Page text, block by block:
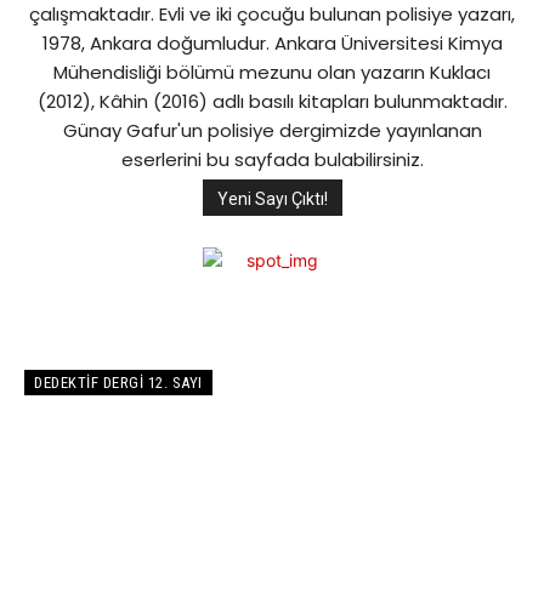
çalışmaktadır. Evli ve iki çocuğu bulunan polisiye yazarı,
1978, Ankara doğumludur. Ankara Üniversitesi Kimya
Mühendisliği bölümü mezunu olan yazarın Kuklacı
(2012), Kâhin (2016) adlı basılı kitapları bulunmaktadır.
Günay Gafur'un polisiye dergimizde yayınlanan
eserlerini bu sayfada bulabilirsiniz.
Yeni Sayı Çıktı!
DEDEKTIF DERGI 12. SAYI